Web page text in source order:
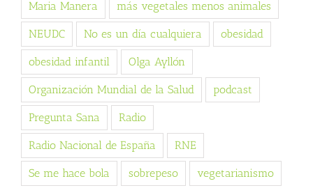
Maria Manera más vegetales menos animales
NEUDC No es un día cualquiera obesidad
obesidad infantil Olga Ayllón
Organización Mundial de la Salud podcast
Pregunta Sana Radio
Radio Nacional de España RNE
Se me hace bola sobrepeso vegetarianismo